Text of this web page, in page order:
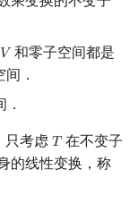
𝑉
V和零子空间都是
．
只考虑𝑇
T 在不变子
的线性变换，称